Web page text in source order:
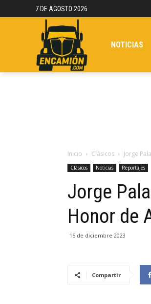
7 DE AGOSTO 2026
NOTICIAS
Inicio Clásicos Jorge
Clásicos Noticias Reportajes
Jorge
Honor de
15 de diciembre 2023
Compartir